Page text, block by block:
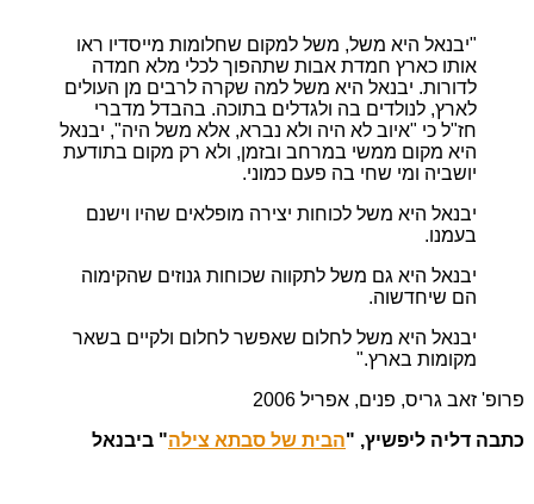
"יבנאל היא משל, משל למקום שחלומות מייסדיו ראו
אותו כארץ חמדת אבות שתהפוך לכלי מלא חמדה
לדורות. יבנאל היא משל למה שקרה לרבים מן העולים
לארץ, לנולדים בה ולגדלים בתוכה. בהבדל מדברי
חז"ל כי "איוב לא היה ולא נברא, אלא משל היה", יבנאל
היא מקום ממשי במרחב ובזמן, ולא רק מקום בתודעת
יושביה ומי שחי בה פעם כמוני.
יבנאל היא משל לכוחות יצירה מופלאים שהיו וישנם
בעמנו.
יבנאל היא גם משל לתקווה שכוחות גנוזים שהקימוה
הם שיחדשוה.
יבנאל היא משל לחלום שאפשר לחלום ולקיים בשאר
מקומות בארץ."
פרופ' זאב גריס, פנים, אפריל 2006
כתבה דליה ליפשיץ, "הבית של סבתא צילה" ביבנאל